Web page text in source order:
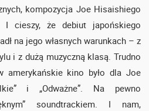
kompozycja Joe Hisaishiego
I cieszy, że debiut japońskiego
na jego własnych warunkach – z
i z dużą muzyczną klasą. Trudno
amerykańskie kino było dla Joe
i „Odważne”. Na pewno
soundtrackiem. I nam,